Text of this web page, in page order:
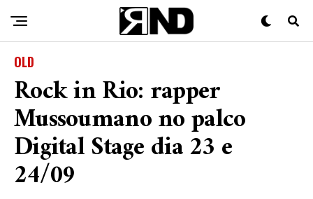
OLD
Rock in Rio: rapper
Mussoumano no palco
Digital Stage dia 23 e
24/09